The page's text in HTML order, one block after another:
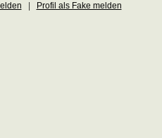
Profil als Fake melden